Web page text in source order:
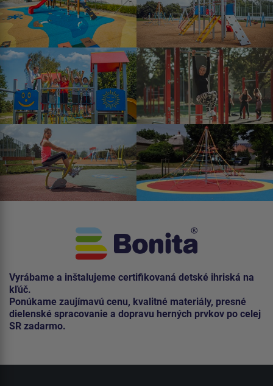
Vyrábame a inštalujeme certifikovaná detské ihriská na
kľúč.
Ponúkame zaujímavú cenu, kvalitné materiály, presné
dielenské spracovanie a dopravu herných prvkov po celej
SR zadarmo.